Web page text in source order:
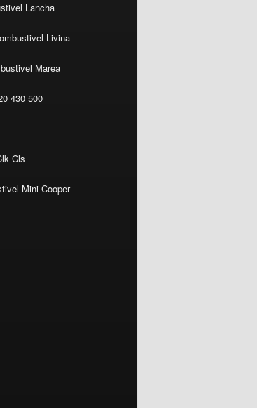
Lancha
Livina
Marea
430 500
Cls
Mini Cooper